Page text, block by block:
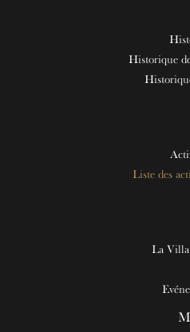
Historique
Liste des
La